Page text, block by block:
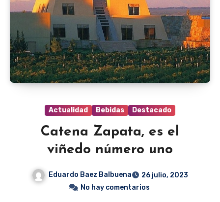
Actualidad Bebidas Destacado
Catena Zapata, es el
viñedo número uno
Eduardo Baez Balbuena
26 julio, 2023
No hay comentarios